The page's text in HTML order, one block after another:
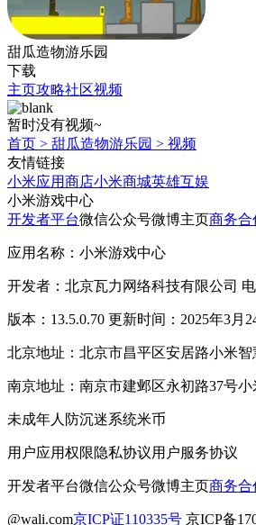
甜瓜造物游乐园
下载
主页攻略社区视频
暂时没有视频~
首页 > 甜瓜造物游乐园 > 视频
友情链接
小米应用商店小米商城英雄互娱
小米游戏中心
开发者平台微信公众号微博主页商务合
应用名称：小米游戏中心
开发者：北京瓦力网络科技有限公司 电
版本：13.5.0.70 更新时间：2025年3月
北京地址：北京市昌平区安居路小米智
南京地址：南京市建邺区永初路37号
未成年人防沉迷系统米币
用户应用权限隐私协议用户服务协议
开发者平台微信公众号微博主页商务合
@wali.com京ICP证110335号 京ICP备